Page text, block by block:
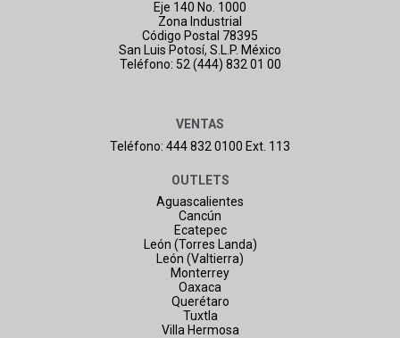
Eje 140 No. 1000
Zona Industrial
Código Postal 78395
San Luis Potosí, S.L.P. México
Teléfono: 52 (444) 832 01 00
VENTAS
Teléfono: 444 832 0100 Ext. 113
OUTLETS
Aguascalientes
Cancún
Ecatepec
León (Torres Landa)
León (Valtierra)
Monterrey
Oaxaca
Querétaro
Tuxtla
Villa Hermosa